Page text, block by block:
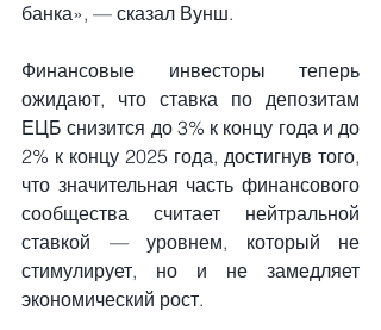
банка», — сказал Вунш.
Финансовые инвесторы теперь
ожидают, что ставка по депозитам
ЕЦБ снизится до 3% к концу года и до
2% к концу 2025 года, достигнув того,
что значительная часть финансового
сообщества считает нейтральной
ставкой — уровнем, который не
стимулирует, но и не замедляет
экономический рост.